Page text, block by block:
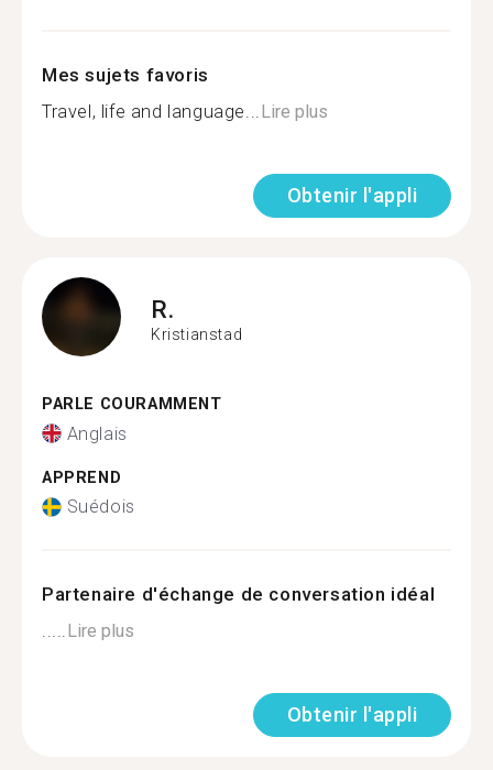
Mes sujets favoris
Travel, life and language...Lire plus
Obtenir l'appli
R.
Kristianstad
PARLE COURAMMENT
Anglais
APPREND
Suédois
Partenaire d'échange de conversation idéal
.....Lire plus
Obtenir l'appli